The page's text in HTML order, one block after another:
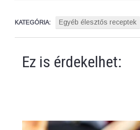
KATEGÓRIA: Egyéb élesztős receptek
Ez is érdekelhet: